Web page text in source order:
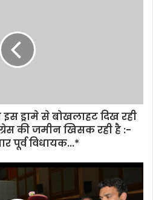
ड्रामे से बोखलाहट दिख रही
की जमीन खिसक रही है :-
पूर्व विधायक...*